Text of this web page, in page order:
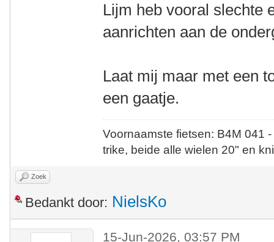
Lijm heb vooral slechte
aanrichten aan de
Laat mij maar met een
een gaatje.
Voornaamste fietsen: B4M
trike, beide alle wielen 20" en
Zoek
Bedankt door: NielsKo
15-Jun-2026, 03:57 PM